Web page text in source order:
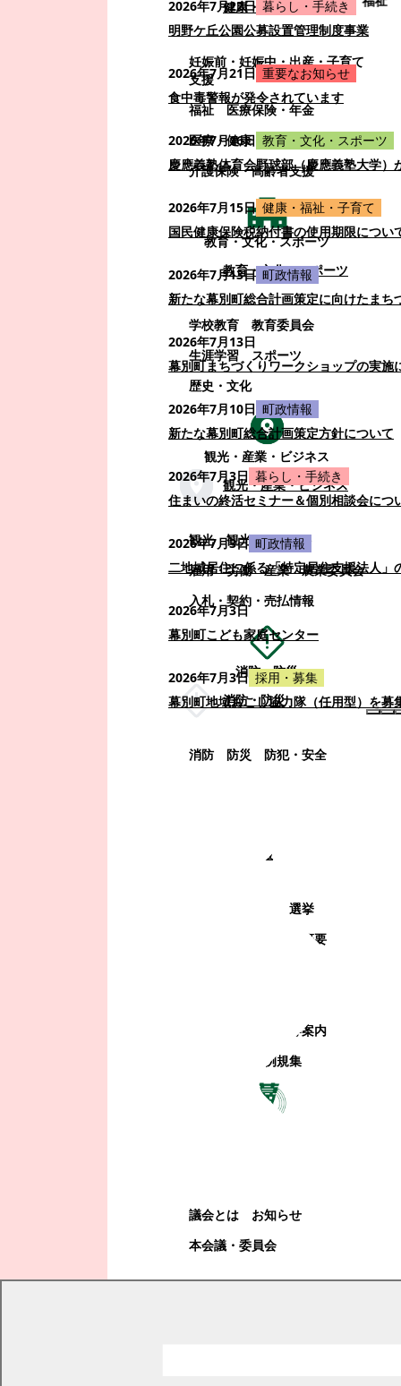
健康・福祉・子育て
妊娠前・妊娠中・出産・子育て
支援
福祉
医療保険・年金
医療・健康
介護保険・高齢者支援
教育・文化・スポーツ
教育・文化・スポーツ
学校教育
教育委員会
生涯学習
スポーツ
歴史・文化
観光・産業・ビジネス
観光・産業・ビジネス
観光
観光・イベント
雇用・労働
産業
農業委員会
入札・契約・売払情報
消防・防災
消防・防災
消防 防災 防犯・安全
町政情報
選挙
町の概要
観光地・公共施設等案内
電子掲示場・例規集
議会とは
お知らせ
本会議・委員会
2026年7月22日 暮らし・手続き
明野ケ丘公園公募設置管理制度事業
2026年7月21日 重要なお知らせ
食中毒警報が発令されています
2026年7月16日 教育・文化・スポーツ
慶應義塾体育会野球部（慶應義塾大学）
2026年7月15日 健康・福祉・子育て
国民健康保険税納付書の使用期限につい
2026年7月13日 町政情報
新たな幕別町総合計画策定に向けたまち
2026年7月13日
幕別町まちづくりワークショップの実施
2026年7月10日 町政情報
新たな幕別町総合計画策定方針について
2026年7月3日 暮らし・手続き
住まいの終活セミナー＆個別相談会につ
2026年7月3日 町政情報
二地域居住に係る「特定居住支援法人」
2026年7月3日
幕別町こども家庭センター
2026年7月3日 採用・募集
幕別町地域おこし協力隊（任用型）を募